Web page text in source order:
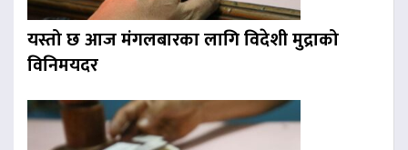
यस्तो छ आज मंगलबारका लागि विदेशी मुद्राको
विनिमयदर